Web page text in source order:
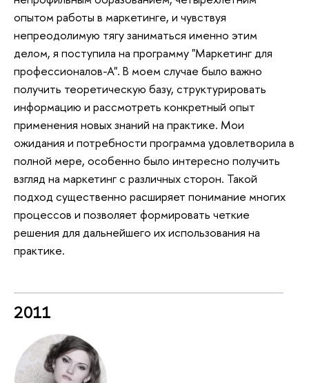
опытом работы в маркетинге, и чувствуя
непреодолимую тягу заниматься именно этим
делом, я поступила на программу "Маркетинг для
профессионалов-А". В моем случае было важно
получить теоретическую базу, структурировать
информацию и рассмотреть конкретный опыт
применения новых знаний на практике. Мои
ожидания и потребности программа удовлетворила в
полной мере, особенно было интересно получить
взгляд на маркетинг с различных сторон. Такой
подход существенно расширяет понимание многих
процессов и позволяет формировать четкие
решения для дальнейшего их использования на
практике.
2011